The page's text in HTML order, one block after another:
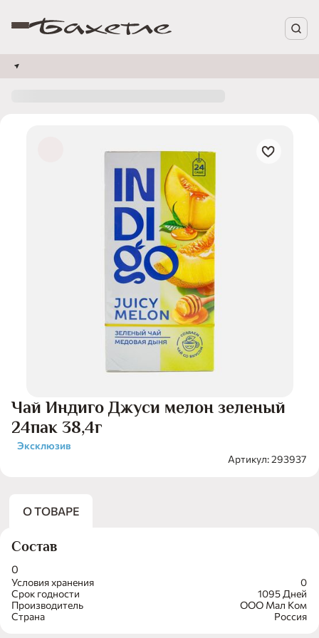
Чай Индиго Джуси мелон зеленый
24пак 38,4г
Эксклюзив
Артикул: 293937
О ТОВАРЕ
Условия хранения
0
Срок годности
1095 Дней
Производитель
ООО Мал Ком
Страна
Россия
Состав
0